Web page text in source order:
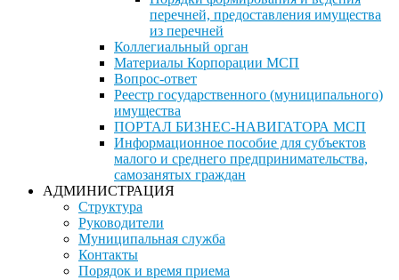
перечней, предоставления имущества
из перечней
Коллегиальный орган
Материалы Корпорации МСП
Вопрос-ответ
Реестр государственного (муниципального)
имущества
ПОРТАЛ БИЗНЕС-НАВИГАТОРА МСП
Информационное пособие для субъектов
малого и среднего предпринимательства,
самозанятых граждан
АДМИНИСТРАЦИЯ
Структура
Руководители
Муниципальная служба
Контакты
Порядок и время приема